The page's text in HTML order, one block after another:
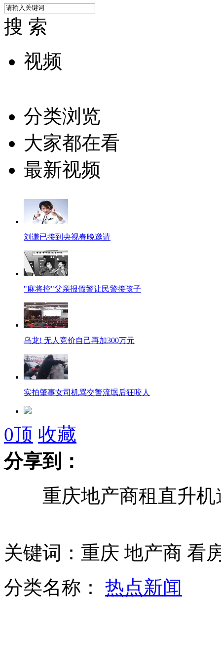
搜 索
视频
分类浏览
大家都在看
最新视频
刘谦已接到央视春晚邀请
"麻将控"父亲报假警让民警接孩子
乌龙! 无人竞价自己再加300万元
实拍肇事女司机骂交警流氓后狂咬人
实拍女司机撞人后逃逸咬伤民警手指
野生东北虎袭击羊圈吃掉牧羊犬
美国“控枪潮”引发“购枪热”
0顶 收藏
分享到：
重庆地产商租直升机
关键词：重庆 地产商 看
分类名称： 热点新闻